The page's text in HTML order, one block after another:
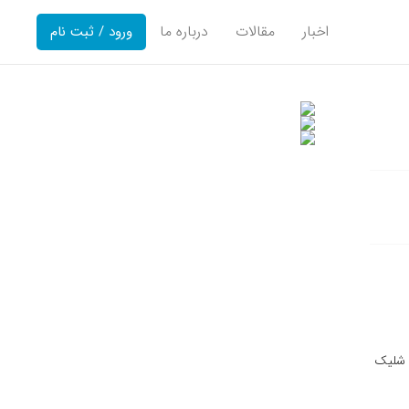
اخبار مقالات درباره ما ورود / ثبت نام
اوکراین شلیک